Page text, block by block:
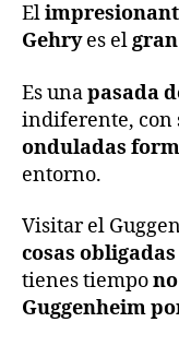
El
Gehryes el
Es unapasada
indiferente, con
onduladas
entorno.
Visitar el
cosas
tienes tiempo
Guggenheim